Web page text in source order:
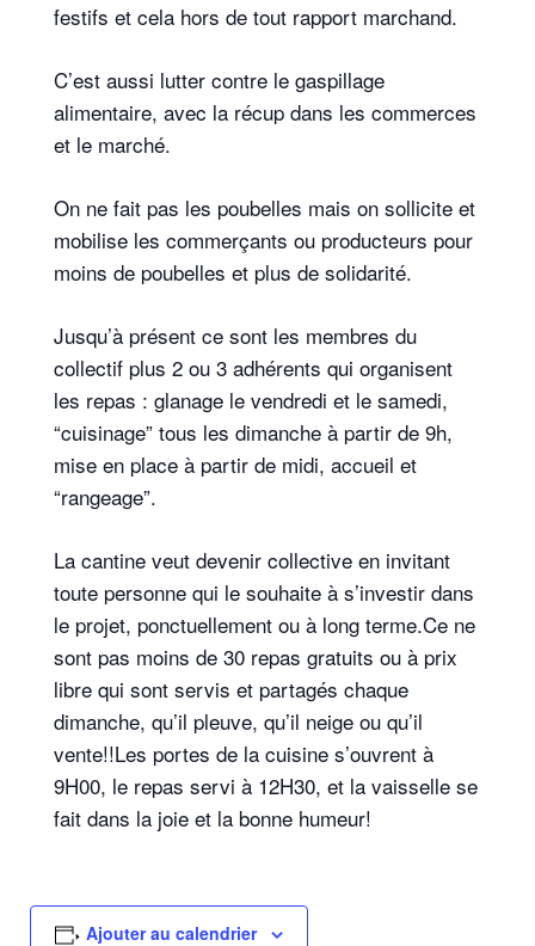
festifs et cela hors de tout rapport marchand.
C’est aussi lutter contre le gaspillage
alimentaire, avec la récup dans les commerces
et le marché.
On ne fait pas les poubelles mais on sollicite et
mobilise les commerçants ou producteurs pour
moins de poubelles et plus de solidarité.
Jusqu’à présent ce sont les membres du
collectif plus 2 ou 3 adhérents qui organisent
les repas : glanage le vendredi et le samedi,
“cuisinage” tous les dimanche à partir de 9h,
mise en place à partir de midi, accueil et
“rangeage”.
La cantine veut devenir collective en invitant
toute personne qui le souhaite à s’investir dans
le projet, ponctuellement ou à long terme.Ce ne
sont pas moins de 30 repas gratuits ou à prix
libre qui sont servis et partagés chaque
dimanche, qu’il pleuve, qu’il neige ou qu’il
vente!!Les portes de la cuisine s’ouvrent à
9H00, le repas servi à 12H30, et la vaisselle se
fait dans la joie et la bonne humeur!
Ajouter au calendrier